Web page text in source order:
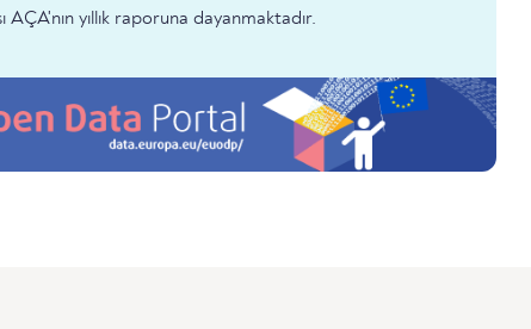
yıllık raporuna dayanmaktadır.